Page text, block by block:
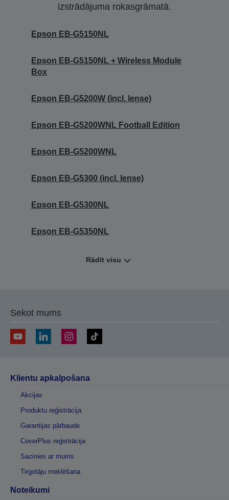
izstrādājuma rokasgrāmatā.
Epson EB-G5150NL
Epson EB-G5150NL + Wireless Module
Box
Epson EB-G5200W (incl. lense)
Epson EB-G5200WNL Football Edition
Epson EB-G5200WNL
Epson EB-G5300 (incl. lense)
Epson EB-G5300NL
Epson EB-G5350NL
Rādīt visu
Sekot mums
Klientu apkalpošana
Akcijas
Produktu reģistrācija
Garantijas pārbaude
CoverPlus reģistrācija
Sazinies ar mums
Tirgotāju meklēšana
Noteikumi